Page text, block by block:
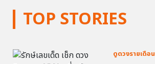
TOP STORIES
ดูดวงรายเดือน